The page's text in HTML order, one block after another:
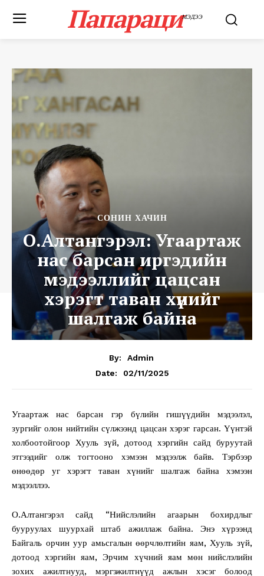
ПапарациМЭДЭЭ
СОНИН ХАЧИН
О.Алтангэрэл: Угаартаж
нас барсан иргэдийн
мэдээллийг цацсан
хэрэгт таван хүнийг
шалгаж байна
By:
Admin
Date:
02/11/2025
Угаартаж нас барсан гэр бүлийн гишүүдийн мэдээлэл,
зургийг олон нийтийн сүлжээнд цацсан хэрэг гарсан. Үүнтэй
холбоотойгоор Хууль зүй, дотоод хэргийн сайд буруутай
этгээдийг олж тогтооно хэмээн мэдээлж байв. Тэрбээр
өнөөдөр уг хэрэгт таван хүнийг шалгаж байна хэмээн
мэдээллээ.
О.Алтангэрэл сайд “Нийслэлийн агаарын бохирдлыг
бууруулах шуурхай штаб ажиллаж байна. Энэ хүрээнд
Байгаль орчин уур амьсгалын өөрчлөлтийн яам, Хууль зүй,
дотоод хэргийн яам, Эрчим хүчний яам мөн нийслэлийн
зохих ажилтнууд, мэргэжилтнүүд ажлын хэсэг болоод